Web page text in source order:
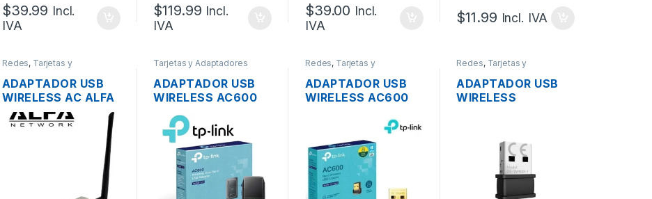
$39.99 Incl.
IVA
$119.99 Incl.
IVA
$39.00 Incl.
IVA
$11.99 Incl. IVA
Redes, Tarjetas y
Adaptadores Wireless
ADAPTADOR USB
WIRELESS AC ALFA
AWUS036ACHM
DUAL BAND UNA
ANTENA 5DBI ALTA
Tarjetas y Adaptadores
Wireless
ADAPTADOR USB
WIRELESS AC600
T2U DUAL BAND
600MBPS
Redes, Tarjetas y
Adaptadores Wireless
ADAPTADOR USB
WIRELESS AC600
T2U NANO DUAL
BAND 600MBPS
Redes, Tarjetas y
Adaptadores Wireless
ADAPTADOR USB
WIRELESS
DONGLE PARA
NVR/DVR 150MBPS